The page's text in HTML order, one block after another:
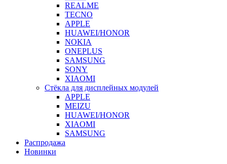
REALME
TECNO
APPLE
HUAWEI/HONOR
NOKIA
ONEPLUS
SAMSUNG
SONY
XIAOMI
Стёкла для дисплейных модулей
APPLE
MEIZU
HUAWEI/HONOR
XIAOMI
SAMSUNG
Распродажа
Новинки